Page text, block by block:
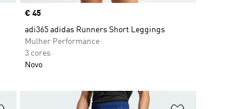
Price
€ 45
adi365 adidas Runners Short Leggings
Mulher Performance
3 cores
Novo
Adicionar à Lista de Desejos